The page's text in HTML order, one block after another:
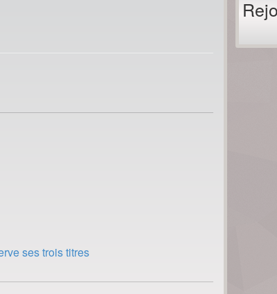
ses trois titres